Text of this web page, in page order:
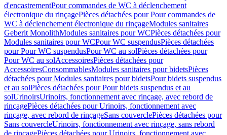
d'encastrementPour commandes de WC à déclenchement
électronique du rinçagePièces détachées pour Pour commandes de
WC à déclenchement électronique du rinçageModules sanitaires
Geberit MonolithModules sanitaires pour WCPièces détachées pour
Modules sanitaires pour WCPour WC suspendusPièces détachées
pour Pour WC suspendusPour WC au solPièces détachées pour
Pour WC au solAccessoiresPièces détachées pour
AccessoiresConsommablesModules sanitaires pour bidetsPièces
détachées pour Modules sanitaires pour bidetsPour bidets suspendus
et au solPièces détachées pour Pour bidets suspendus et au
solUrinoirsUrinoirs, fonctionnement avec rinçage, avec rebord de
rinçagePièces détachées pour Urinoirs, fonctionnement avec
rinçage, avec rebord de rinçageSans couverclePièces détachées pour
Sans couvercleUrinoirs, fonctionnement avec rinçage, sans rebord
de rinçagePièces détachées pour Urinoirs, fonctionnement avec